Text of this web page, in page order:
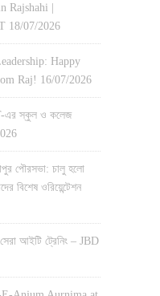
Rajshahi |
18/07/2026
Happy
Raj! 16/07/2026
এর স্কুল ও কলেজ
পৌরসভা: চালু হলো
বিশেষ ওরিয়েন্টেশন
আইটি ট্রেনিং – JBD